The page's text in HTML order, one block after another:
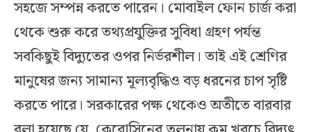
সহজে সম্পন্ন করতে পারেন। মোবাইল ফোন চার্জ করা
থেকে শুরু করে তথ্যপ্রযুক্তির সুবিধা গ্রহণ পর্যন্ত
সবকিছুই বিদ্যুতের ওপর নির্ভরশীল। তাই এই শ্রেণির
মানুষের জন্য সামান্য মূল্যবৃদ্ধিও বড় ধরনের চাপ সৃষ্টি
করতে পারে। সরকারের পক্ষ থেকেও অতীতে বারবার